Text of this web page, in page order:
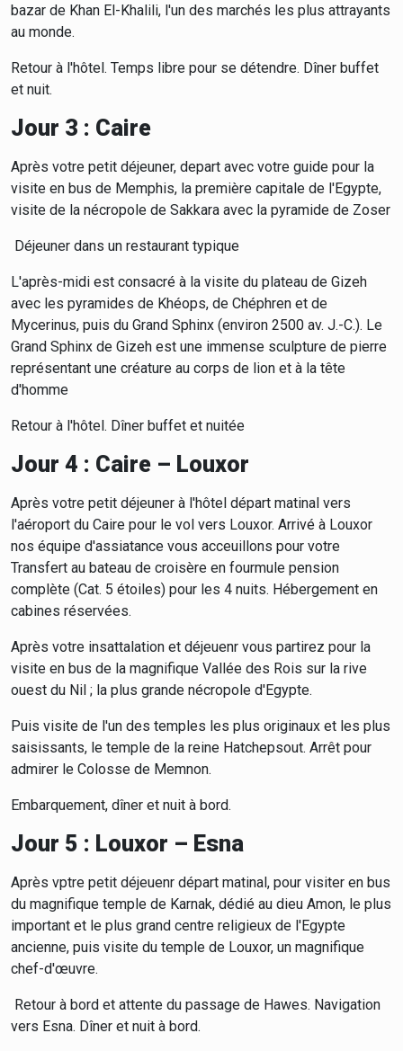
bazar de Khan El-Khalili, l'un des marchés les plus attrayants
au monde.
Retour à l'hôtel. Temps libre pour se détendre. Dîner buffet
et nuit.
Jour 3 : Caire
Après votre petit déjeuner, depart avec votre guide pour la
visite en bus de Memphis, la première capitale de l'Egypte,
visite de la nécropole de Sakkara avec la pyramide de Zoser
Déjeuner dans un restaurant typique
L'après-midi est consacré à la visite du plateau de Gizeh
avec les pyramides de Khéops, de Chéphren et de
Mycerinus, puis du Grand Sphinx (environ 2500 av. J.-C.). Le
Grand Sphinx de Gizeh est une immense sculpture de pierre
représentant une créature au corps de lion et à la tête
d'homme
Retour à l'hôtel. Dîner buffet et nuitée
Jour 4 : Caire – Louxor
Après votre petit déjeuner à l'hôtel départ matinal vers
l'aéroport du Caire pour le vol vers Louxor. Arrivé à Louxor
nos équipe d'assiatance vous acceuillons pour votre
Transfert au bateau de croisère en fourmule pension
complète (Cat. 5 étoiles) pour les 4 nuits. Hébergement en
cabines réservées.
Après votre insattalation et déjeuenr vous partirez pour la
visite en bus de la magnifique Vallée des Rois sur la rive
ouest du Nil ; la plus grande nécropole d'Egypte.
Puis visite de l'un des temples les plus originaux et les plus
saisissants, le temple de la reine Hatchepsout. Arrêt pour
admirer le Colosse de Memnon.
Embarquement, dîner et nuit à bord.
Jour 5 : Louxor – Esna
Après vptre petit déjeuenr départ matinal, pour visiter en bus
du magnifique temple de Karnak, dédié au dieu Amon, le plus
important et le plus grand centre religieux de l'Egypte
ancienne, puis visite du temple de Louxor, un magnifique
chef-d'œuvre.
Retour à bord et attente du passage de Hawes. Navigation
vers Esna. Dîner et nuit à bord.